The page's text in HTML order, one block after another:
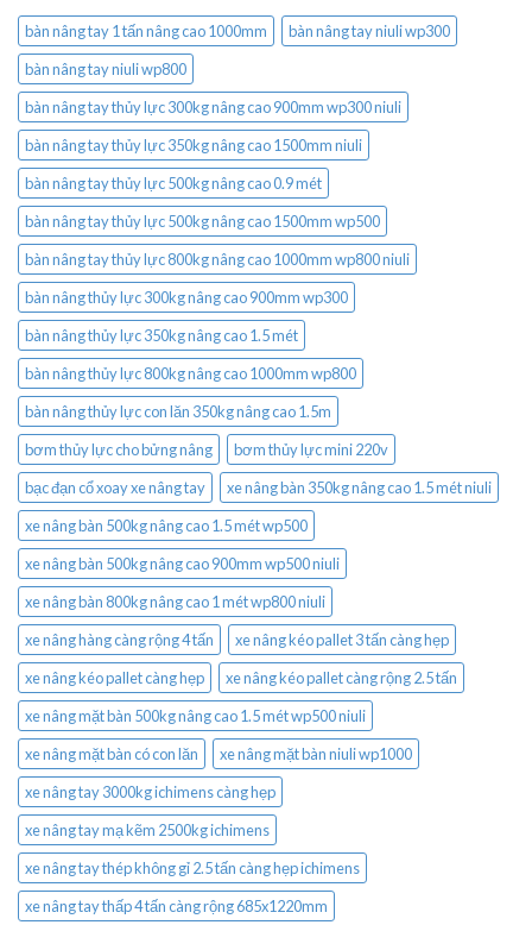
bàn nâng tay 1 tấn nâng cao 1000mm
bàn nâng tay niuli wp300
bàn nâng tay niuli wp800
bàn nâng tay thủy lực 300kg nâng cao 900mm wp300 niuli
bàn nâng tay thủy lực 350kg nâng cao 1500mm niuli
bàn nâng tay thủy lực 500kg nâng cao 0.9 mét
bàn nâng tay thủy lực 500kg nâng cao 1500mm wp500
bàn nâng tay thủy lực 800kg nâng cao 1000mm wp800 niuli
bàn nâng thủy lực 300kg nâng cao 900mm wp300
bàn nâng thủy lực 350kg nâng cao 1.5 mét
bàn nâng thủy lực 800kg nâng cao 1000mm wp800
bàn nâng thủy lực con lăn 350kg nâng cao 1.5m
bơm thủy lực cho bửng nâng
bơm thủy lực mini 220v
bạc đạn cổ xoay xe nâng tay
xe nâng bàn 350kg nâng cao 1.5 mét niuli
xe nâng bàn 500kg nâng cao 1.5 mét wp500
xe nâng bàn 500kg nâng cao 900mm wp500 niuli
xe nâng bàn 800kg nâng cao 1 mét wp800 niuli
xe nâng hàng càng rộng 4 tấn
xe nâng kéo pallet 3 tấn càng hẹp
xe nâng kéo pallet càng hẹp
xe nâng kéo pallet càng rộng 2.5 tấn
xe nâng mặt bàn 500kg nâng cao 1.5 mét wp500 niuli
xe nâng mặt bàn có con lăn
xe nâng mặt bàn niuli wp1000
xe nâng tay 3000kg ichimens càng hẹp
xe nâng tay mạ kẽm 2500kg ichimens
xe nâng tay thép không gỉ 2.5 tấn càng hẹp ichimens
xe nâng tay thấp 4 tấn càng rộng 685x1220mm